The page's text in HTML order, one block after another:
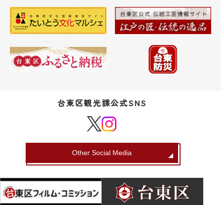
台東区観光課公式SNS
Other Social Media